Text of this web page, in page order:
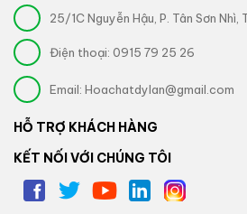
25/1C Nguyễn Hậu, P. Tân Sơn Nhì,
Điện thoại: 0915 79 25 26
Email: Hoachatdylan@gmail.com
HỖ TRỢ KHÁCH HÀNG
KẾT NỐI VỚI CHÚNG TÔI